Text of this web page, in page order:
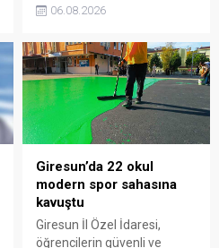
planlanan çalışmaları
da yaşadığı sorunları ve
beklentilerini doğrudan
Başkan Sıbıç’a aktardı.
06.08.2026
Giresun’da 22 okul
modern spor sahasına
kavuştu
Giresun İl Özel İdaresi,
öğrencilerin güvenli ve